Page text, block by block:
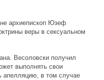
архиепископ Юзеф
веры в сексуальном
Весоловски получил
выполнять свои
апелляцию, в том случае